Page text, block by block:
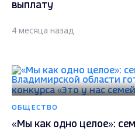
выплату
4 месяца назад
ОБЩЕСТВО
«Мы как одно целое»: